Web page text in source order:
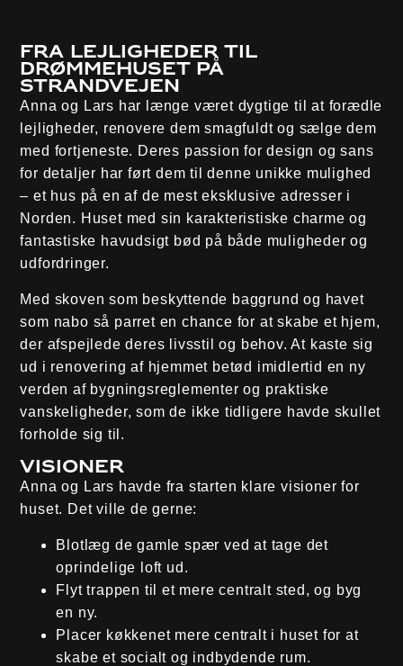
Fra lejligheder til
drømmehuset på
Strandvejen
Anna og Lars har længe været dygtige til at forædle
lejligheder, renovere dem smagfuldt og sælge dem
med fortjeneste. Deres passion for design og sans
for detaljer har ført dem til denne unikke mulighed
– et hus på en af de mest eksklusive adresser i
Norden. Huset med sin karakteristiske charme og
fantastiske havudsigt bød på både muligheder og
udfordringer.
Med skoven som beskyttende baggrund og havet
som nabo så parret en chance for at skabe et hjem,
der afspejlede deres livsstil og behov. At kaste sig
ud i renovering af hjemmet betød imidlertid en ny
verden af bygningsreglementer og praktiske
vanskeligheder, som de ikke tidligere havde skullet
forholde sig til.
Visioner
Anna og Lars havde fra starten klare visioner for
huset. Det ville de gerne:
Blotlæg de gamle spær ved at tage det
oprindelige loft ud.
Flyt trappen til et mere centralt sted, og byg
en ny.
Placer køkkenet mere centralt i huset for at
skabe et socialt og indbydende rum.